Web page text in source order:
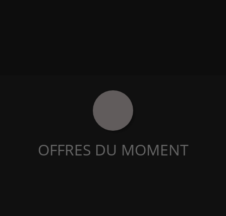
OFFRES DU MOMENT